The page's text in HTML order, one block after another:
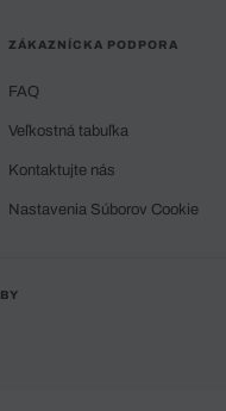
ZÁKAZNÍCKA PODPORA
FAQ
Veľkostná tabuľka
Kontaktujte nás
Nastavenia Súborov Cookie